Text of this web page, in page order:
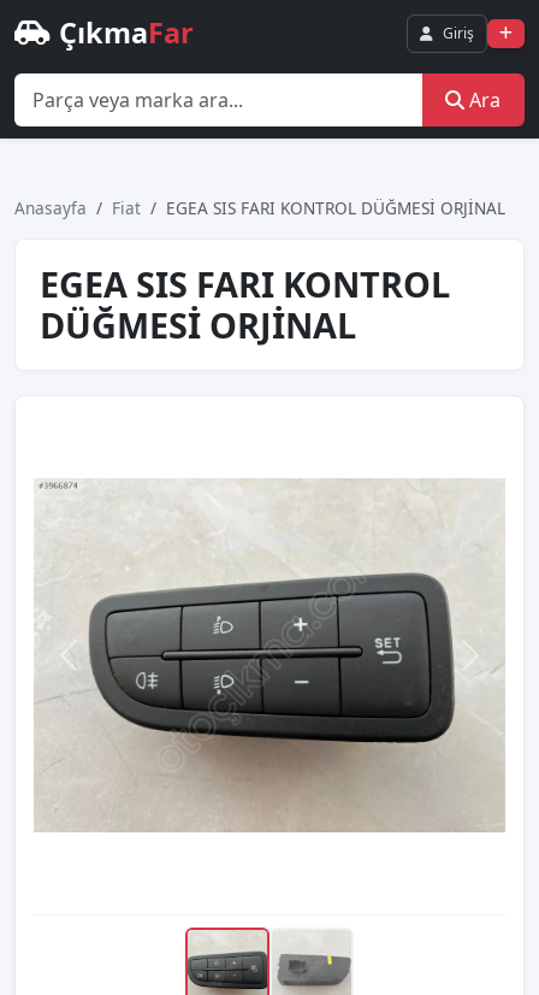
ÇıkmaFar Giriş
Ara
Anasayfa Fiat EGEA SIS FARI KONTROL DÜĞMESİ ORJİNAL
EGEA SIS FARI KONTROL
DÜĞMESİ ORJİNAL